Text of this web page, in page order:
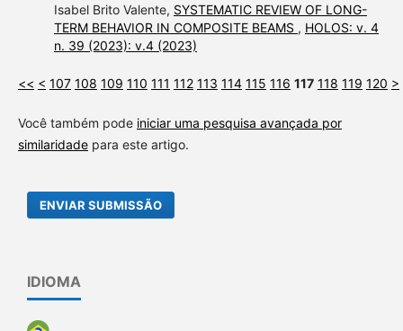
Isabel Brito Valente, SYSTEMATIC REVIEW OF LONG-
TERM BEHAVIOR IN COMPOSITE BEAMS , HOLOS: v. 4
n. 39 (2023): v.4 (2023)
<< < 107 108 109 110 111 112 113 114 115 116 117 118 119 120 >
Você também pode iniciar uma pesquisa avançada por
similaridadepara este artigo.
ENVIAR SUBMISSÃO
IDIOMA